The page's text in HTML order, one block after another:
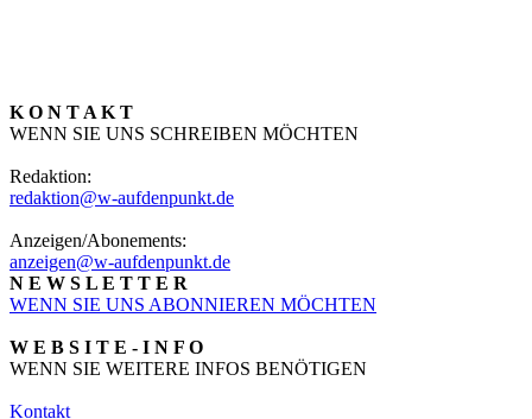
K O N T A K T
WENN SIE UNS SCHREIBEN MÖCHTEN
Redaktion:
redaktion@w-aufdenpunkt.de
Anzeigen/Abonements:
anzeigen@w-aufdenpunkt.de
N E W S L E T T E R
WENN SIE UNS ABONNIEREN MÖCHTEN
W E B S I T E - I N F O
WENN SIE WEITERE INFOS BENÖTIGEN
Kontakt